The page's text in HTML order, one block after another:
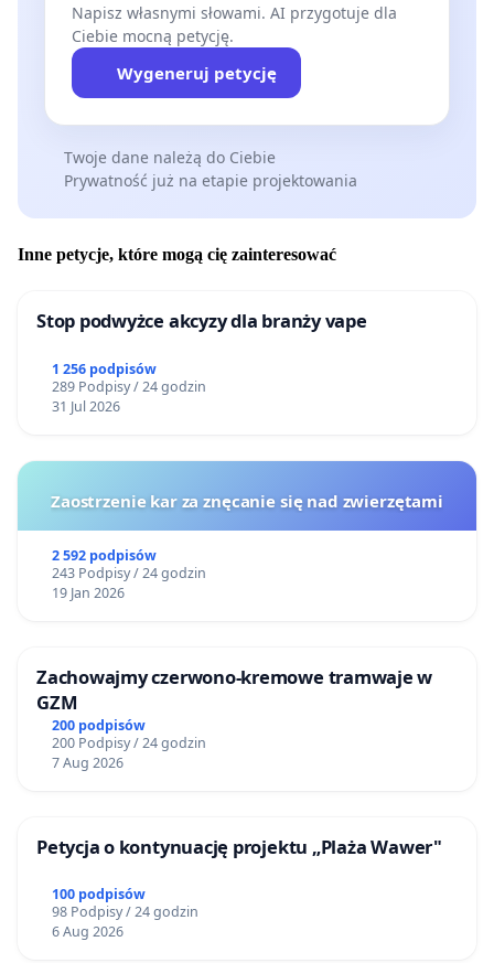
Napisz własnymi słowami. AI przygotuje dla
Ciebie mocną petycję.
Wygeneruj petycję
Twoje dane należą do Ciebie
Prywatność już na etapie projektowania
Inne petycje, które mogą cię zainteresować
Stop podwyżce akcyzy dla branży vape
1 256 podpisów
289 Podpisy / 24 godzin
31 Jul 2026
Zaostrzenie kar za znęcanie się nad zwierzętami
2 592 podpisów
243 Podpisy / 24 godzin
19 Jan 2026
Zachowajmy czerwono-kremowe tramwaje w
GZM
200 podpisów
200 Podpisy / 24 godzin
7 Aug 2026
Petycja o kontynuację projektu „Plaża Wawer"
100 podpisów
98 Podpisy / 24 godzin
6 Aug 2026